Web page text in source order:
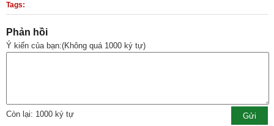
Tags:
Phản hồi
Ý kiến của bạn:(Không quá 1000 ký tự)
Còn lại: 1000 ký tự